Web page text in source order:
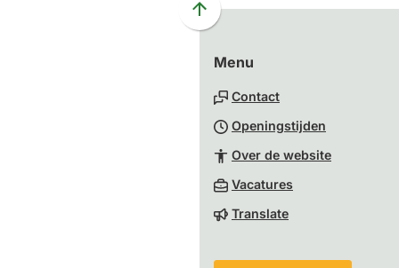
Scroll
boven
het
begin
van
paginainhoud
Menu
Contact
Openingstijden
Over de website
Vacatures(Verwijst
Translate